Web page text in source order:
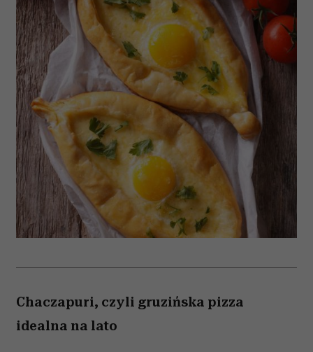
Chaczapuri, czyli gruzińska pizza
idealna na lato